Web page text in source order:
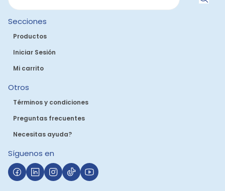
Secciones
Productos
Iniciar Sesión
Mi carrito
Otros
Términos y condiciones
Preguntas frecuentes
Necesitas ayuda?
Síguenos en